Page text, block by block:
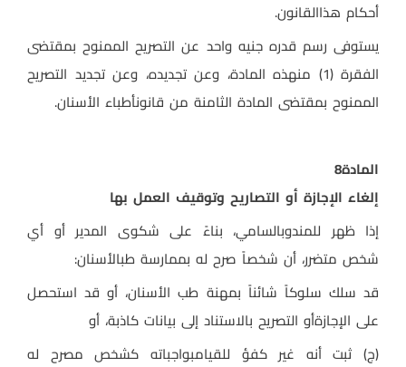
أحكام هذاالقانون.
يستوفى رسم قدره جنيه واحد عن التصريح الممنوح بمقتضى
الفقرة (1) منهذه المادة، وعن تجديده، وعن تجديد التصريح
الممنوح بمقتضى المادة الثامنة من قانونأطباء الأسنان.
المادة8
إلغاء الإجازة أو التصاريح وتوقيف العمل بها
إذا ظهر للمندوبالسامي، بناءً على شكوى المدير أو أي
شخص متضرر، أن شخصاً صرح له بممارسة طبالأسنان:
قد سلك سلوكاً شائناً بمهنة طب الأسنان، أو قد استحصل
على الإجازةأو التصريح بالاستناد إلى بيانات كاذبة، أو
(ج) ثبت أنه غير كفؤ للقيامبواجباته كشخص مصرح له